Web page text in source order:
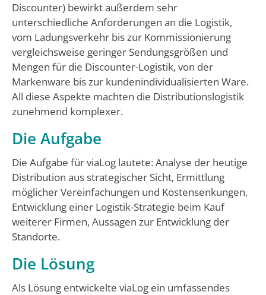
Discounter) bewirkt außerdem sehr
unterschiedliche Anforderungen an die Logistik,
vom Ladungsverkehr bis zur Kommissionierung
vergleichsweise geringer Sendungsgrößen und
Mengen für die Discounter-Logistik, von der
Markenware bis zur kundenindividualisierten Ware.
All diese Aspekte machten die Distributionslogistik
zunehmend komplexer.
Die Aufgabe
Die Aufgabe für viaLog lautete: Analyse der heutige
Distribution aus strategischer Sicht, Ermittlung
möglicher Vereinfachungen und Kostensenkungen,
Entwicklung einer Logistik-Strategie beim Kauf
weiterer Firmen, Aussagen zur Entwicklung der
Standorte.
Die Lösung
Als Lösung entwickelte viaLog ein umfassendes